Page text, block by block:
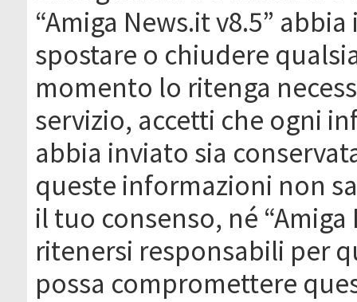
“Amiga News.it v8.5”
spostare o chiudere
momento lo ritenga
servizio, accetti che ogni
abbia inviato sia
queste informazioni non
il tuo consenso, né
ritenersi responsabili per
possa compromettere